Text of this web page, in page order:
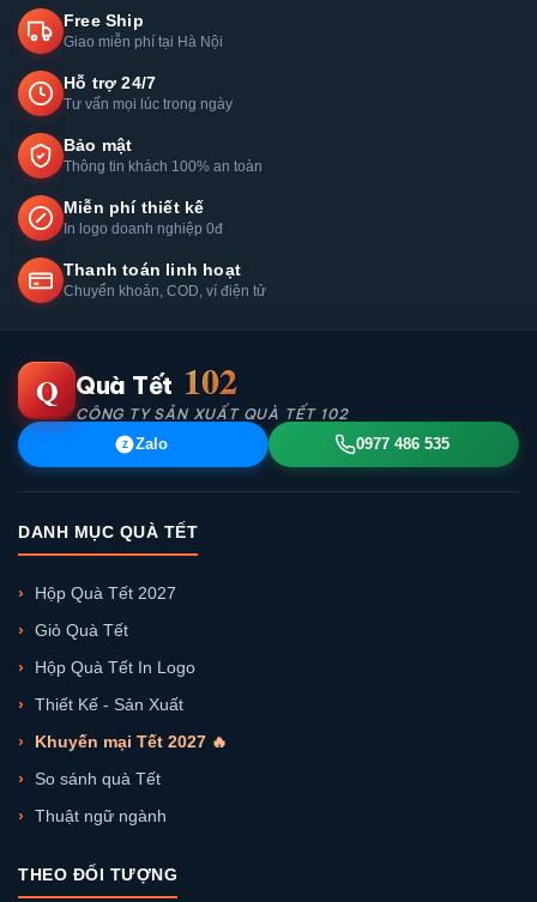
Free Ship
Giao miễn phí tại Hà Nội
Hỗ trợ 24/7
Tư vấn mọi lúc trong ngày
Bảo mật
Thông tin khách 100% an toàn
Miễn phí thiết kế
In logo doanh nghiệp 0đ
Thanh toán linh hoạt
Chuyển khoản, COD, ví điện tử
Q Quà Tết 102
CÔNG TY SẢN XUẤT QUÀ TẾT 102
Z Zalo 0977 486 535
DANH MỤC QUÀ TẾT
Hộp Quà Tết 2027
Giỏ Quà Tết
Hộp Quà Tết In Logo
Thiết Kế - Sản Xuất
Khuyến mại Tết 2027 🔥
So sánh quà Tết
Thuật ngữ ngành
THEO ĐỐI TƯỢNG